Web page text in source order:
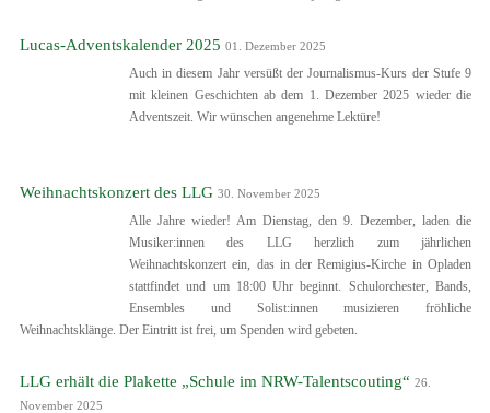
Lucas-Adventskalender 2025 01. Dezember 2025
Auch in diesem Jahr versüßt der Journalismus-Kurs der Stufe 9
mit kleinen Geschichten ab dem 1. Dezember 2025 wieder die
Adventszeit. Wir wünschen angenehme Lektüre!
Weihnachtskonzert des LLG 30. November 2025
Alle Jahre wieder! Am Dienstag, den 9. Dezember, laden die
Musiker:innen des LLG herzlich zum jährlichen
Weihnachtskonzert ein, das in der Remigius-Kirche in Opladen
stattfindet und um 18:00 Uhr beginnt. Schulorchester, Bands,
Ensembles und Solist:innen musizieren fröhliche
Weihnachtsklänge. Der Eintritt ist frei, um Spenden wird gebeten.
LLG erhält die Plakette „Schule im NRW-Talentscouting“ 26.
November 2025